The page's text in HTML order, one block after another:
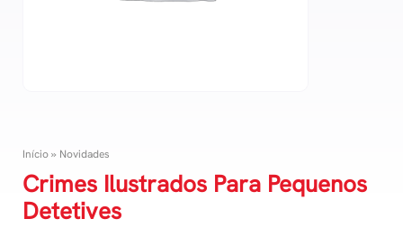
Início» Novidades
Crimes Ilustrados Para Pequenos
Detetives